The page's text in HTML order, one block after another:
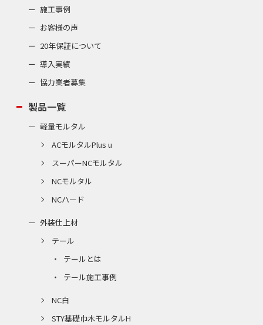
施工事例
お客様の声
20年保証について
導入実績
協力業者募集
製品一覧
軽量モルタル
ACモルタルPlus u
スーパーNCモルタル
NCモルタル
NCハード
外装仕上材
テール
テールとは
テール施工事例
NC白
STY基礎巾木モルタルH